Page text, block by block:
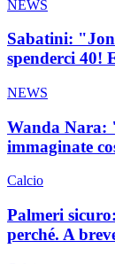
NEWS
Sabatini:
spenderci 40!
NEWS
Wanda Nara:
immaginate
Calcio
Palmeri
perché. A